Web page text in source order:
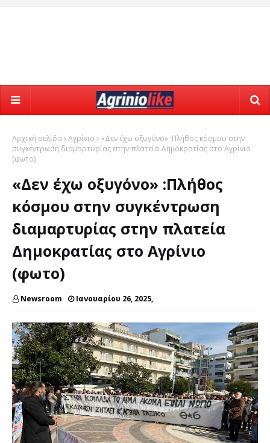
Αρχική σελίδα Αγρίνιο
«Δεν έχω οξυγόνο» :Πλήθος κόσμου στην
συγκέντρωση διαμαρτυρίας στην πλατεία Δημοκρατίας στο Αγρίνιο
(φωτο)
«Δεν έχω οξυγόνο» :Πλήθος
κόσμου στην συγκέντρωση
διαμαρτυρίας στην πλατεία
Δημοκρατίας στο Αγρίνιο
(φωτο)
Newsroom Ιανουαρίου 26, 2025,